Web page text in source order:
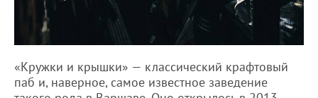
«Кружки и крышки» — классический крафтовый
паб и, наверное, самое известное заведение